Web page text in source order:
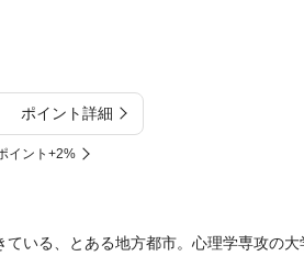
ポイント詳細
イント+2%
ている、とある地方都市。心理学専攻の